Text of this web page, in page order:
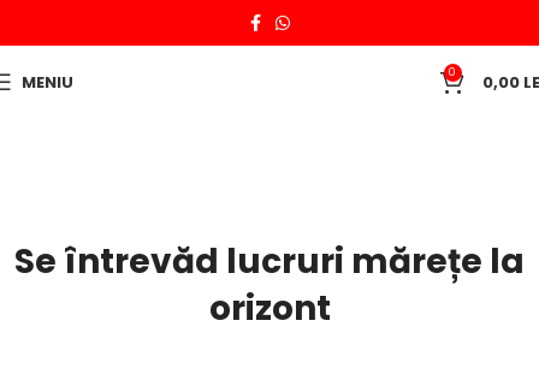
MENIU 0 0,00
Se întrevăd lucruri mărețe la
orizont